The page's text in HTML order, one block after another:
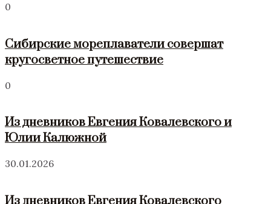
0
Сибирские мореплаватели совершат
кругосветное путешествие
0
Из дневников Евгения Ковалевского и
Юлии Калюжной
30.01.2026
Из дневников Евгения Ковалевского